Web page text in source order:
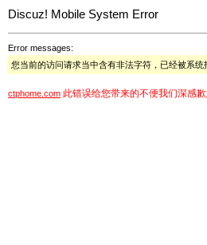
Discuz! Mobile System Error
Error messages:
您当前的访问请求当中含有非法字符，已经被系统
ctphome.com 此错误给您带来的不便我们深感